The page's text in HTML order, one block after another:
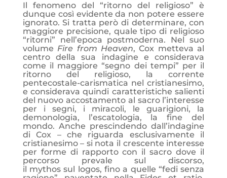
Il fenomeno del “ritorno del religioso” è
dunque così evidente da non potere essere
ignorato. Si tratta però di determinare, con
maggiore precisione, quale tipo di religioso
“ritorni” nell’epoca postmoderna. Nel suo
volume Fire from Heaven, Cox metteva al
centro della sua indagine e considerava
come il maggiore “segno dei tempi” per il
ritorno del religioso, la corrente
pentecostale-carismatica nel cristianesimo,
e considerava quindi caratteristiche salienti
del nuovo accostamento al sacro l’interesse
per i segni, i miracoli, le guarigioni, la
demonologia, l’escatologia, la fine del
mondo. Anche prescindendo dall’indagine
di Cox – che riguarda esclusivamente il
cristianesimo – si nota il crescente interesse
per forme di rapporto con il sacro dove il
percorso prevale sul discorso,
il mythos sul logos, fino a quelle “fedi senza